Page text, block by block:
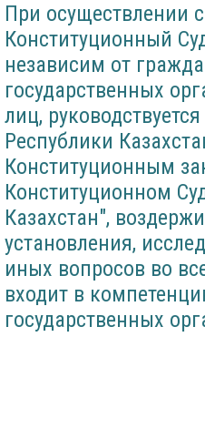
При осуществлении
Конституционный
независим от
государственных
лиц,
Республики
Конституционным
Конституционном
Казахстан",
установления,
иных вопросов во
входит в
государственных